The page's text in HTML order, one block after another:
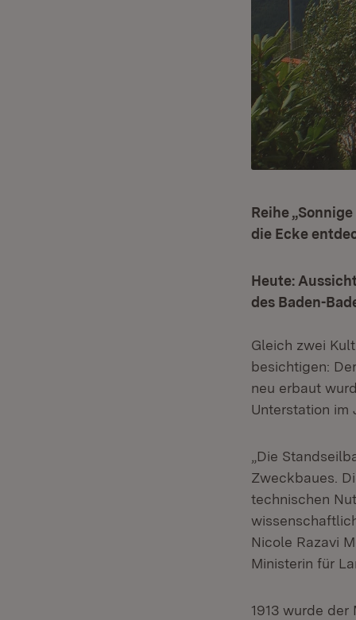
Reihe
die Ecke
Heute:
des Baden-
Gleich zwei
besichtigen:
neu erbaut
Unterstation im
„Die
Zweckbaues.
technischen
Nicole Razavi
Ministerin für
1913 wurde